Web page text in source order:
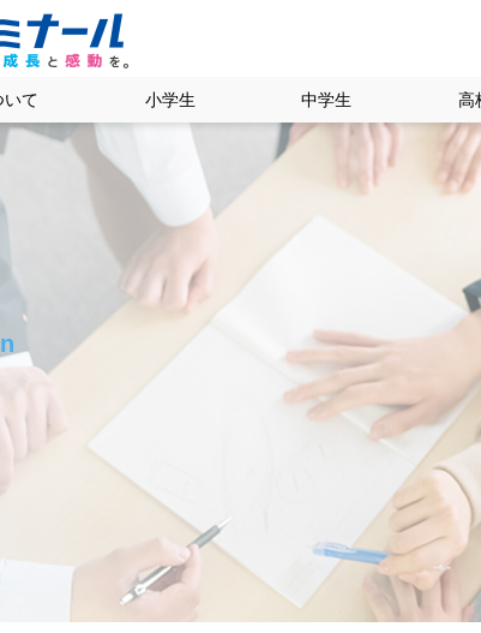
いて 小学生 中学生 高